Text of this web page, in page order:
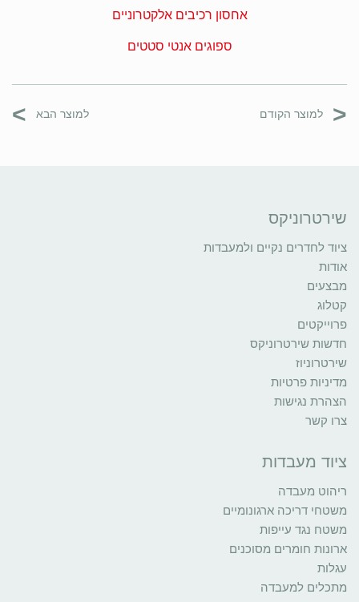
אחסון רכיבים אלקטרוניים
ספוגים אנטי סטטים
< למוצר הקודם למוצר הבא >
שירטרוניקס
ציוד לחדרים נקיים ולמעבדות
אודות
מבצעים
קטלוג
פרוייקטים
חדשות שירטרוניקס
שירטרוניוז
מדיניות פרטיות
הצהרת נגישות
צרו קשר
ציוד מעבדות
ריהוט מעבדה
משטחי דריכה ארגונומיים
משטח נגד עייפות
ארונות חומרים מסוכנים
עגלות
מתכלים למעבדה